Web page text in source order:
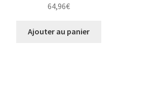
64,96€
Ajouter au panier